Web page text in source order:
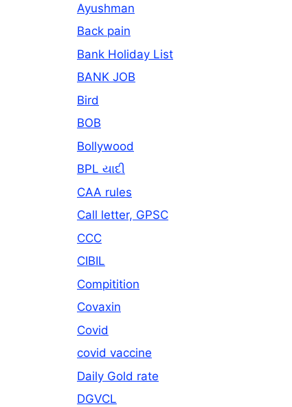
Ayushman
Back pain
Bank Holiday List
BANK JOB
Bird
BOB
Bollywood
BPL યાદી
CAA rules
Call letter, GPSC
CCC
CIBIL
Compitition
Covaxin
Covid
covid vaccine
Daily Gold rate
DGVCL